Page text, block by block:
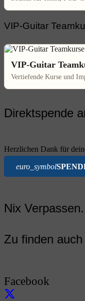
VIP-Guitar
VIP-Guitar
Vertiefende Kurse und
Direktspende
Herzlichen Dank für
euro_symbol
Nix
Zu finden auch
Facebook